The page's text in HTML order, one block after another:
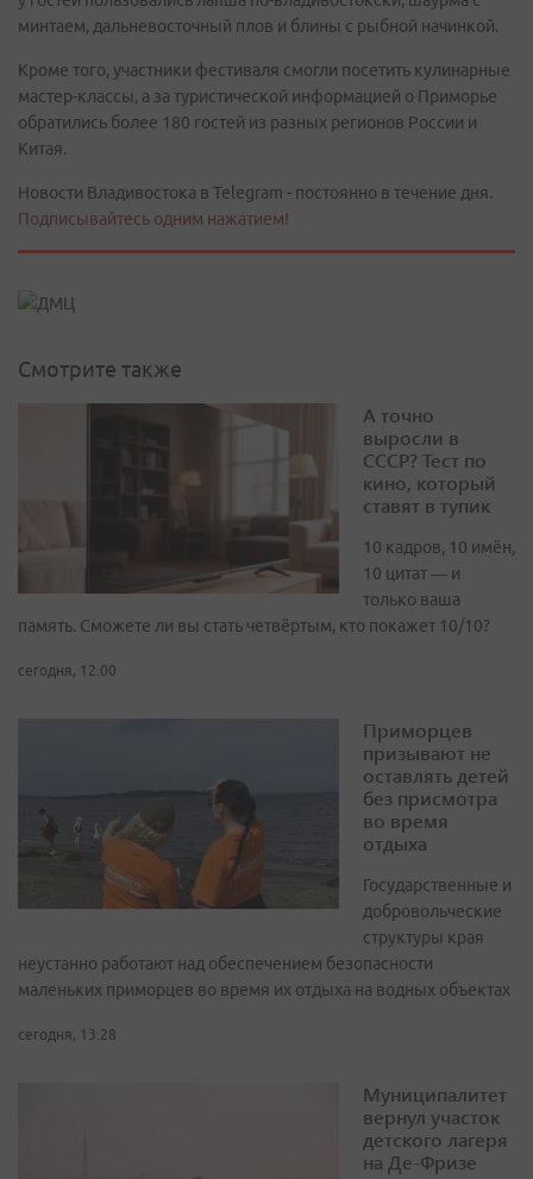
минтаем, дальневосточный плов и блины с рыбной начинкой.
Кроме того, участники фестиваля смогли посетить кулинарные
мастер-классы, а за туристической информацией о Приморье
обратились более 180 гостей из разных регионов России и
Китая.
Новости Владивостока в Telegram - постоянно в течение дня.
Подписывайтесь одним нажатием!
Смотрите также
А точно
выросли в
СССР? Тест по
кино, который
ставят в тупик
10 кадров, 10 имён,
10 цитат — и
только ваша
память. Сможете ли вы стать четвёртым, кто покажет 10/10?
сегодня, 12:00
Приморцев
призывают не
оставлять детей
без присмотра
во время
отдыха
Государственные и
добровольческие
структуры края
неустанно работают над обеспечением безопасности
маленьких приморцев во время их отдыха на водных объектах
сегодня, 13:28
Муниципалитет
вернул участок
детского лагеря
на Де-Фризе